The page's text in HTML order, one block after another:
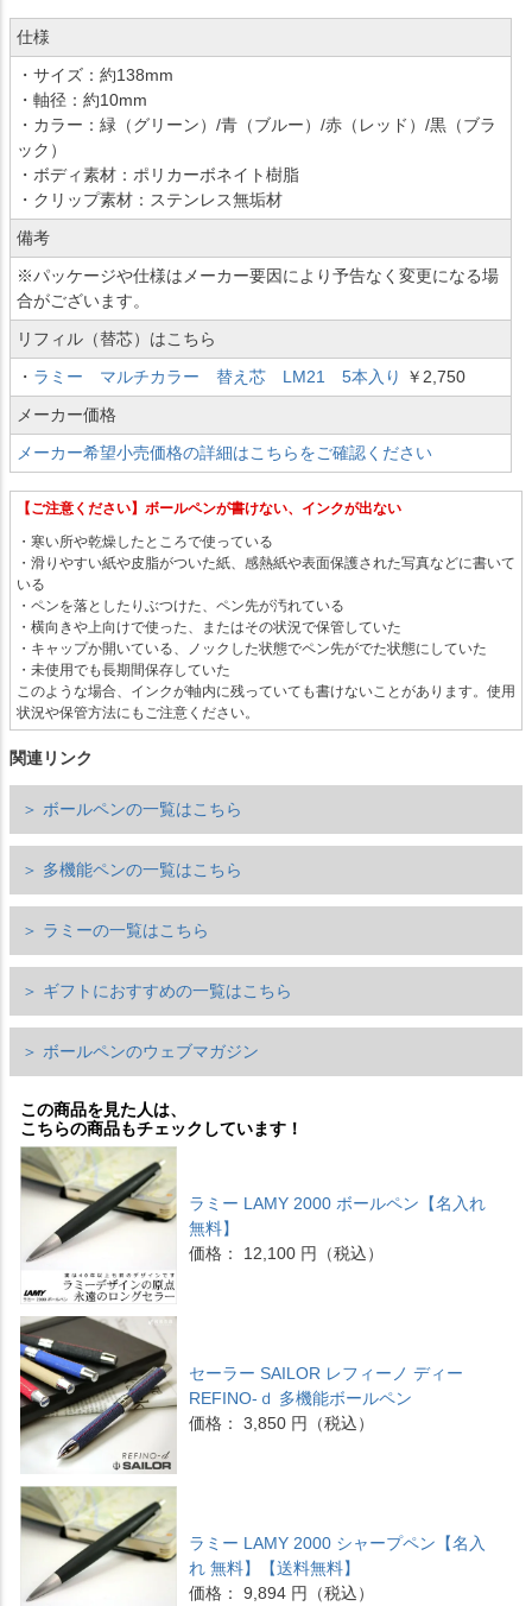
仕様
・サイズ：約138mm
・軸径：約10mm
・カラー：緑（グリーン）/青（ブルー）/赤（レッド）/黒（ブラ
ック）
・ボディ素材：ポリカーボネイト樹脂
・クリップ素材：ステンレス無垢材
備考
※パッケージや仕様はメーカー要因により予告なく変更になる場
合がございます。
リフィル（替芯）はこちら
・ ラミー マルチカラー 替え芯 LM21 5本入り
￥2,750
メーカー価格
メーカー希望小売価格の詳細はこちらをご確認ください
【ご注意ください】ボールペンが書けない、インクが出ない
・寒い所や乾燥したところで使っている
・滑りやすい紙や皮脂がついた紙、感熱紙や表面保護された写真などに書いて
いる
・ペンを落としたりぶつけた、ペン先が汚れている
・横向きや上向けで使った、またはその状況で保管していた
・キャップか開いている、ノックした状態でペン先がでた状態にしていた
・未使用でも長期間保存していた
このような場合、インクが軸内に残っていても書けないことがあります。使用
状況や保管方法にもご注意ください。
関連リンク
＞ ボールペンの一覧はこちら
＞ 多機能ペンの一覧はこちら
＞ ラミーの一覧はこちら
＞ ギフトにおすすめの一覧はこちら
＞ ボールペンのウェブマガジン
この商品を見た人は、
こちらの商品もチェックしています！
ラミー LAMY 2000 ボールペン【名入れ
無料】
価格： 12,100 円（税込）
セーラー SAILOR レフィーノ ディー
REFINO-ｄ 多機能ボールペン
価格： 3,850 円（税込）
ラミー LAMY 2000 シャープペン【名入
れ 無料】【送料無料】
価格： 9,894 円（税込）